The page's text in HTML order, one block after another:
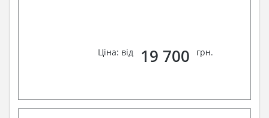
Ціна: від 19 700 грн.